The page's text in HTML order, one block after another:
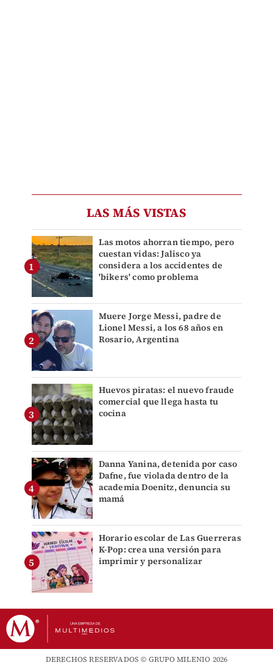
LAS MÁS VISTAS
Las motos ahorran tiempo, pero
cuestan vidas: Jalisco ya
considera a los accidentes de
'bikers' como problema
Muere Jorge Messi, padre de
Lionel Messi, a los 68 años en
Rosario, Argentina
Huevos piratas: el nuevo fraude
comercial que llega hasta tu
cocina
Danna Yanina, detenida por caso
Dafne, fue violada dentro de la
academia Doenitz, denuncia su
mamá
Horario escolar de Las Guerreras
K-Pop: crea una versión para
imprimir y personalizar
DERECHOS RESERVADOS © GRUPO MILENIO 2026